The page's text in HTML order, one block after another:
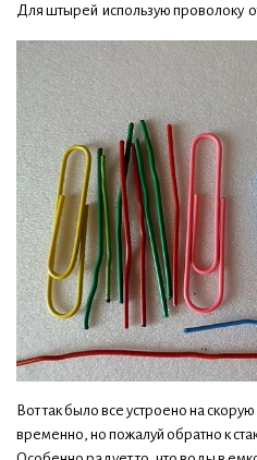
Для штырей использую проволоку
Вот так было все устроено на
временно, но пожалуй обратно к